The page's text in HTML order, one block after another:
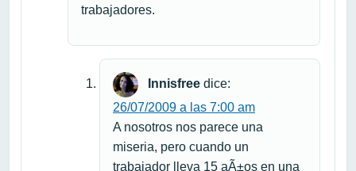
trabajadores.
Innisfree dice:
26/07/2009 a las 7:00 am
A nosotros nos parece una
miseria, pero cuando un
trabajador lleva 15 aÃ±os en una